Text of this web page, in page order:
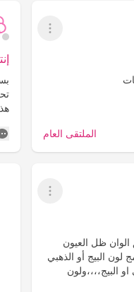
عرض
الملتقى العام
عرض القائمة
ظل العيون
دمج لون البيج أو الذهبي
البيج،،،،ولون